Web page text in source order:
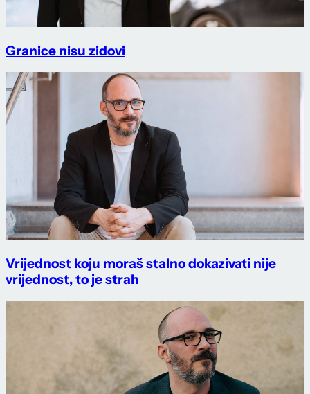
Granice nisu zidovi
Vrijednost koju moraš stalno dokazivati nije
vrijednost, to je strah